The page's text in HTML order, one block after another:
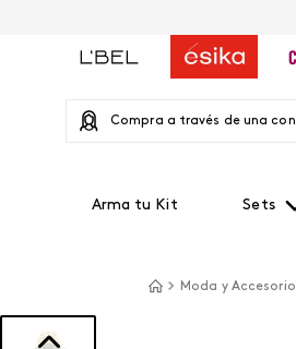
Compra a través de una
Arma tu Kit Sets
Moda y